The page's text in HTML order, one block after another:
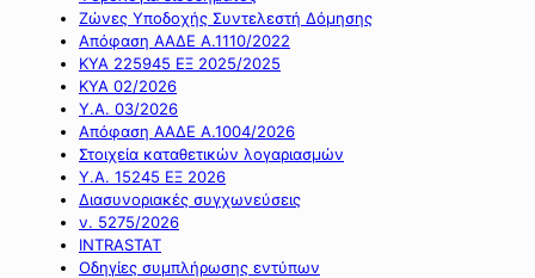
Ζώνες Υποδοχής Συντελεστή Δόμησης
Απόφαση ΑΑΔΕ Α.1110/2022
ΚΥΑ 225945 ΕΞ 2025/2025
ΚΥΑ 02/2026
Υ.Α. 03/2026
Απόφαση ΑΑΔΕ Α.1004/2026
Στοιχεία καταθετικών λογαριασμών
Υ.Α. 15245 ΕΞ 2026
Διασυνοριακές συγχωνεύσεις
ν. 5275/2026
INTRASTAT
Οδηγίες συμπλήρωσης εντύπων